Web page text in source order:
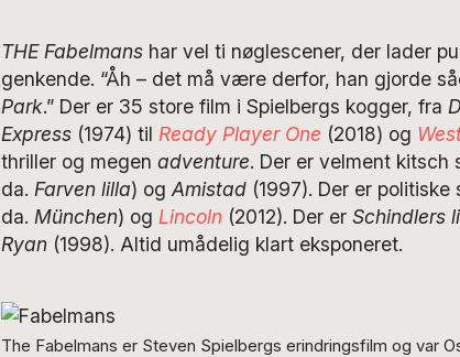
THE Fabelmanshar vel ti nøglescener, der lader
genkende. “Åh – det må være derfor, han gjorde
Park.” Der er 35 store film i Spielbergs kogger, fra
Express(1974) til Ready Player One (2018) og
thriller og megen adventure. Der er velment kitsch
da. Farven lilla) ogAmistad(1997). Der er politiske
da. München) og Lincoln(2012). Der er Schindlers
Ryan(1998). Altid umådelig klart eksponeret.
The Fabelmans er Steven Spielbergs erindringsfilm og var